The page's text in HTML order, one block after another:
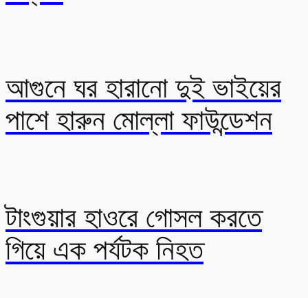
আগুনে ঘর হারানো দুই ভাইয়ের
পাশে হারুন মোল্লা ফাউন্ডেশন
টাংগুয়ার হাওরে গোসল করতে
গিয়ে এক পর্যটক নিহত